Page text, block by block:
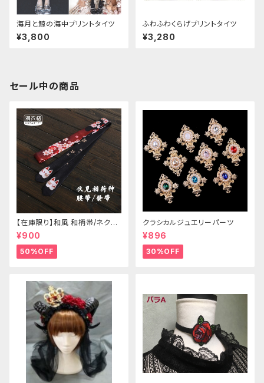
海月と鯨の海中プリントタイツ
¥3,800
ふわふわくらげプリントタイツ
¥3,280
セール中の商品
【在庫限り】和風 和柄帯/ネクタ
イ/リボン（狐面/金魚
¥900
50%OFF
クラシカルジュエリーパーツ
¥896
30%OFF